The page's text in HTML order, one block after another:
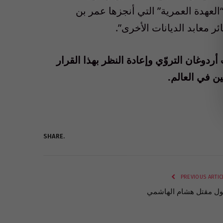
العمرية” التي أنجزها عمر بن
معابد الديانات الأخرى”.
التروّي وإعادة النظر بهذا القرار
في العالم.
SHARE.
PREVIOUS
مقتل هشام الهاشمي